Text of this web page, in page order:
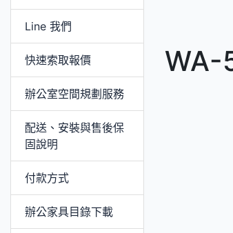
Line 我們
快速索取報價
辦公室空間規劃服務
配送、安裝與售後保
固說明
付款方式
辦公家具目錄下載
WA-